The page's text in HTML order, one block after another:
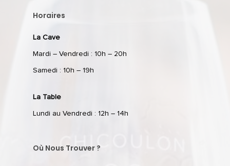
Horaires
La Cave
Mardi – Vendredi : 10h – 20h
Samedi : 10h – 19h
La Table
Lundi au Vendredi : 12h – 14h
Où Nous Trouver ?